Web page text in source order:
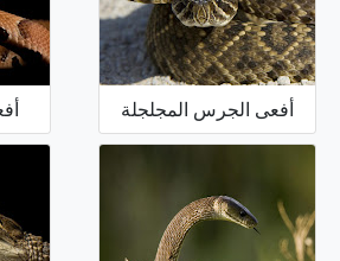
أفعى الجرس المجلجلة